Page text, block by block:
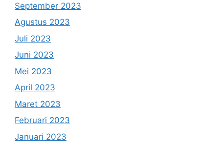
September 2023
Agustus 2023
Juli 2023
Juni 2023
Mei 2023
April 2023
Maret 2023
Februari 2023
Januari 2023